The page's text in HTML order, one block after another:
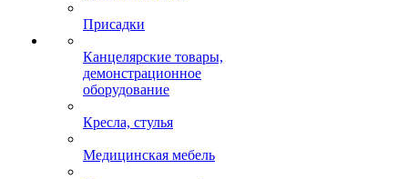
Присадки
Канцелярские товары,
демонстрационное
оборудование
Кресла, стулья
Медицинская мебель